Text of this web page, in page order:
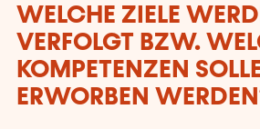
WELCHE ZIELE
VERFOLGT BZW.
KOMPETENZEN
ERWORBEN